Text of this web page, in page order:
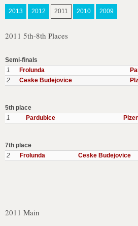
2013 2012 2011 2010 2009
2011 5th-8th Places
Semi-finals
1
Frolunda
2
Ceske Budejovice
5th place
1
Pardubice
7th place
2
Frolunda Ceske Budejovice
2011 Main